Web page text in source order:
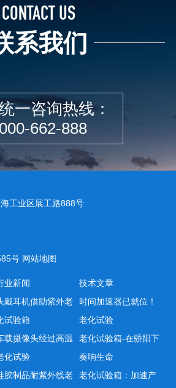
CONTACT US
系我们
一咨询热线：
662-888
工业区展工路888号
号 网站地图
业新闻
戴耳机借助紫外老
试验箱
载摄像头经过高温
化试验
胶制品耐紫外线老
技术文章
时间加速器已就位！
老化试验
老化试验箱-在骄阳下
奏响生命
老化试验箱：加速产